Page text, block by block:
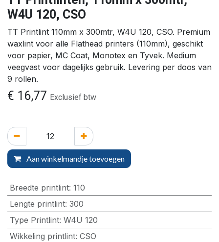
W4U 120, CSO
TT Printlint 110mm x 300mtr, W4U 120, CSO. Premium
waxlint voor alle Flathead printers (110mm), geschikt
voor papier, MC Coat, Monotex en Tyvek. Medium
veegvast voor dagelijks gebruik. Levering per doos van
9 rollen.
€ 16,77 Exclusief btw
Aan winkelmandje toevoegen
Breedte printlint: 110
Lengte printlint: 300
Type Printlint: W4U 120
Wikkeling printlint: CSO